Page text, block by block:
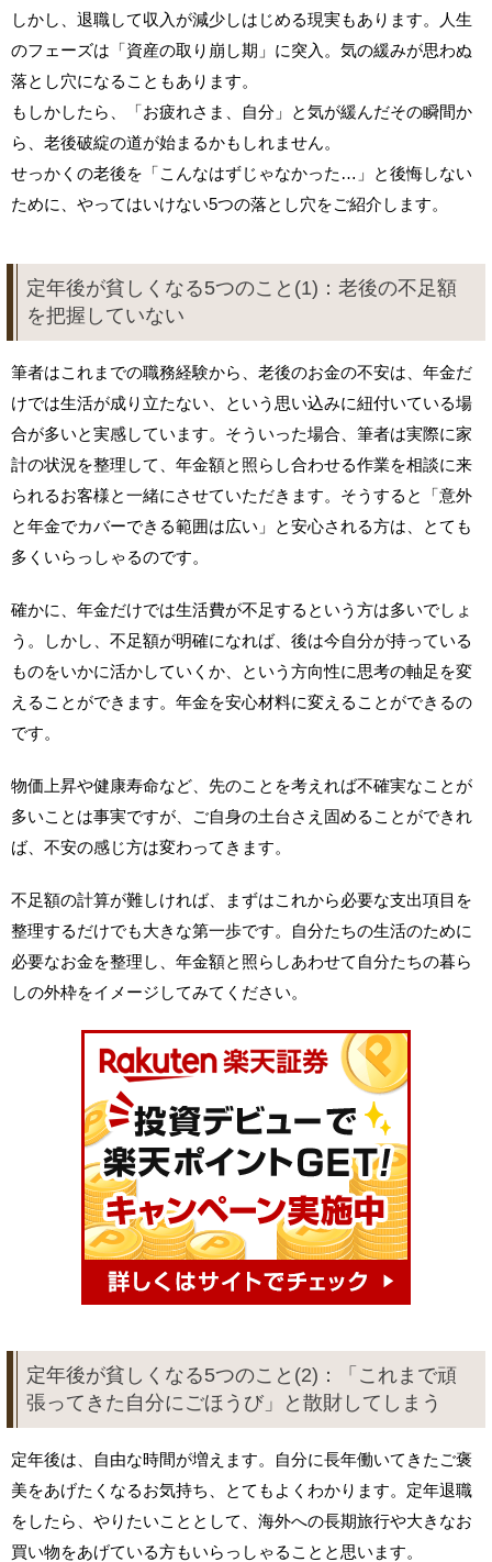
しかし、退職して収入が減少しはじめる現実もあります。人生
のフェーズは「資産の取り崩し期」に突入。気の緩みが思わぬ
落とし穴になることもあります。
もしかしたら、「お疲れさま、自分」と気が緩んだその瞬間か
ら、老後破綻の道が始まるかもしれません。
せっかくの老後を「こんなはずじゃなかった…」と後悔しない
ために、やってはいけない5つの落とし穴をご紹介します。
定年後が貧しくなる5つのこと(1)：老後の不足額
を把握していない
筆者はこれまでの職務経験から、老後のお金の不安は、年金だ
けでは生活が成り立たない、という思い込みに紐付いている場
合が多いと実感しています。そういった場合、筆者は実際に家
計の状況を整理して、年金額と照らし合わせる作業を相談に来
られるお客様と一緒にさせていただきます。そうすると「意外
と年金でカバーできる範囲は広い」と安心される方は、とても
多くいらっしゃるのです。
確かに、年金だけでは生活費が不足するという方は多いでしょ
う。しかし、不足額が明確になれば、後は今自分が持っている
ものをいかに活かしていくか、という方向性に思考の軸足を変
えることができます。年金を安心材料に変えることができるの
です。
物価上昇や健康寿命など、先のことを考えれば不確実なことが
多いことは事実ですが、ご自身の土台さえ固めることができれ
ば、不安の感じ方は変わってきます。
不足額の計算が難しければ、まずはこれから必要な支出項目を
整理するだけでも大きな第一歩です。自分たちの生活のために
必要なお金を整理し、年金額と照らしあわせて自分たちの暮ら
しの外枠をイメージしてみてください。
定年後が貧しくなる5つのこと(2)：「これまで頑
張ってきた自分にごほうび」と散財してしまう
定年後は、自由な時間が増えます。自分に長年働いてきたご褒
美をあげたくなるお気持ち、とてもよくわかります。定年退職
をしたら、やりたいこととして、海外への長期旅行や大きなお
買い物をあげている方もいらっしゃることと思います。